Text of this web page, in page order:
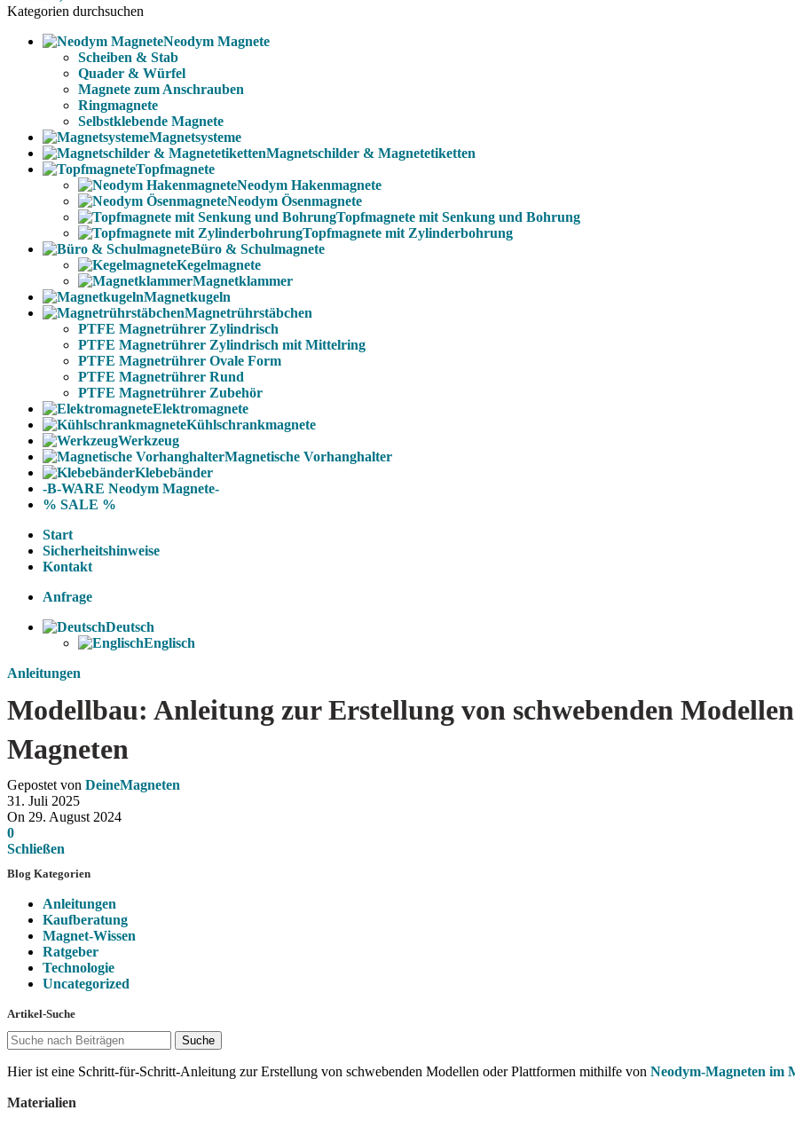
Kategorien durchsuchen
Neodym Magnete
Scheiben & Stab
Quader & Würfel
Magnete zum Anschrauben
Ringmagnete
Selbstklebende Magnete
Magnetsysteme
Magnetschilder & Magnetetiketten
Topfmagnete
Neodym Hakenmagnete
Neodym Ösenmagnete
Topfmagnete mit Senkung und Bohrung
Topfmagnete mit Zylinderbohrung
Büro & Schulmagnete
Kegelmagnete
Magnetklammer
Magnetkugeln
Magnetrührstäbchen
PTFE Magnetrührer Zylindrisch
PTFE Magnetrührer Zylindrisch mit Mittelring
PTFE Magnetrührer Ovale Form
PTFE Magnetrührer Rund
PTFE Magnetrührer Zubehör
Elektromagnete
Kühlschrankmagnete
Werkzeug
Magnetische Vorhanghalter
Klebebänder
-B-WARE Neodym Magnete-
% SALE %
Start
Sicherheitshinweise
Kontakt
Anfrage
Deutsch
Englisch
Anleitungen
Modellbau: Anleitung zur Erstellung von schwebenden
Magneten
Gepostet von DeineMagneten
31. Juli 2025
On 29. August 2024
0
Schließen
Blog Kategorien
Anleitungen
Kaufberatung
Magnet-Wissen
Ratgeber
Technologie
Uncategorized
Artikel-Suche
Suche
Hier ist eine Schritt-für-Schritt-Anleitung zur Erstellung von schwebenden Modellen oder Plattformen mithilfe von Neodym-Magneten im
Materialien